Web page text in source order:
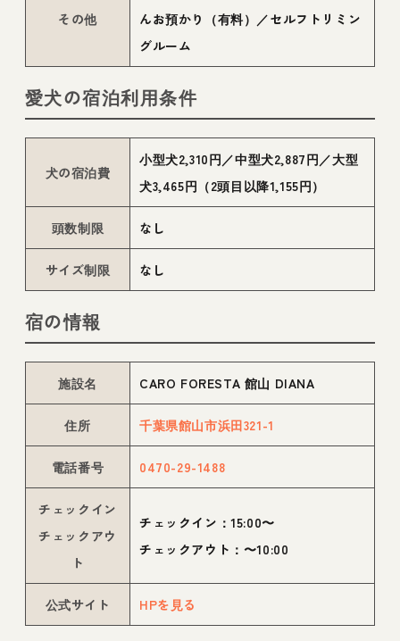
その他
んお預かり（有料）／セルフトリミン
グルーム
愛犬の宿泊利用条件
犬の宿泊費
小型犬2,310円／中型犬2,887円／大型
犬3,465円（2頭目以降1,155円）
頭数制限 なし
サイズ制限 なし
宿の情報
施設名 CARO FORESTA 館山 DIANA
住所 千葉県館山市浜田321-1
電話番号 0470-29-1488
チェックイン
チェックアウ
ト
チェックイン：15:00〜
チェックアウト：〜10:00
公式サイト HPを見る